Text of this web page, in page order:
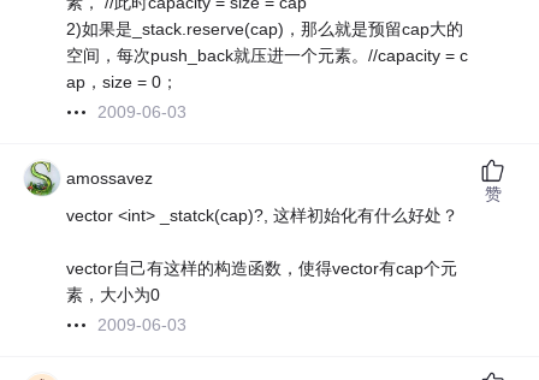
2)如果是_stack.reserve(cap)，那么就是预留cap大的
空间，每次push_back就压进一个元素。//capacity = c
ap，size = 0；
2009-06-03
amossavez
vector <int> _statck(cap)?, 这样初始化有什么好处？
vector自己有这样的构造函数，使得vector有cap个元
素，大小为0
2009-06-03
赞